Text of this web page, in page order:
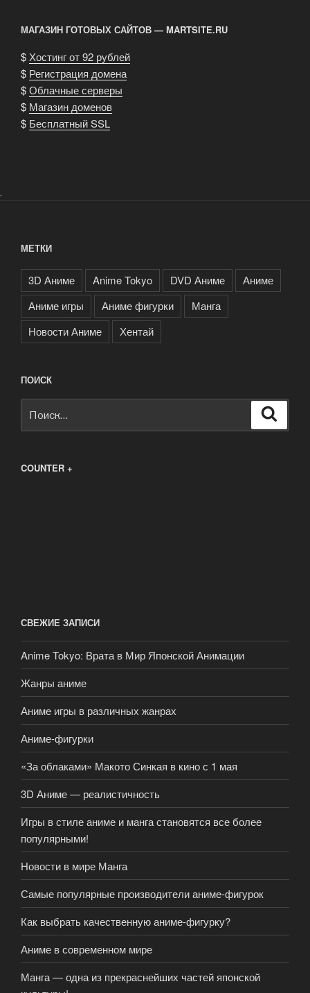
МАГАЗИН ГОТОВЫХ САЙТОВ — MARTSITE.RU
$ Хостинг от 92 рублей
$ Регистрация домена
$Облачные серверы
$ Магазин доменов
$ Бесплатный SSL
.
МЕТКИ
3D Аниме Anime Tokyo DVD Аниме
Аниме
Аниме игры
Аниме фигурки
Манга
Новости Аниме
Хентай
ПОИСК
COUNTER +
СВЕЖИЕ ЗАПИСИ
Anime Tokyo: Врата в Мир Японской Анимации
Жанры аниме
Аниме игры в различных жанрах
Аниме-фигурки
«За облаками» Макото Синкая в кино с 1 мая
3D Аниме — реалистичность
Игры в стиле аниме и манга становятся все более
популярными!
Новости в мире Манга
Самые популярные производители аниме-фигурок
Как выбрать качественную аниме-фигурку?
Аниме в современном мире
Манга — одна из прекраснейших частей японской